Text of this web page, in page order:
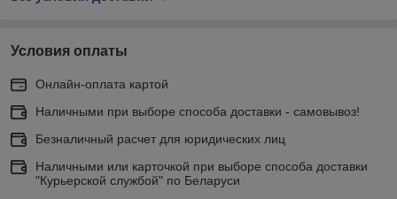
Условия оплаты
Онлайн-оплата картой
Наличными при выборе способа доставки - самовывоз!
Безналичный расчет для юридических лиц
Наличными или карточкой при выборе способа доставки
"Курьерской службой" по Беларуси